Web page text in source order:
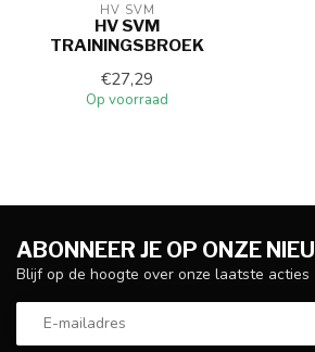
HV SVM
HV SVM
TRAININGSBROEK
€27,29
Op voorraad
ABONNEER JE OP ONZE
Blijf op de hoogte over onze laatste acties